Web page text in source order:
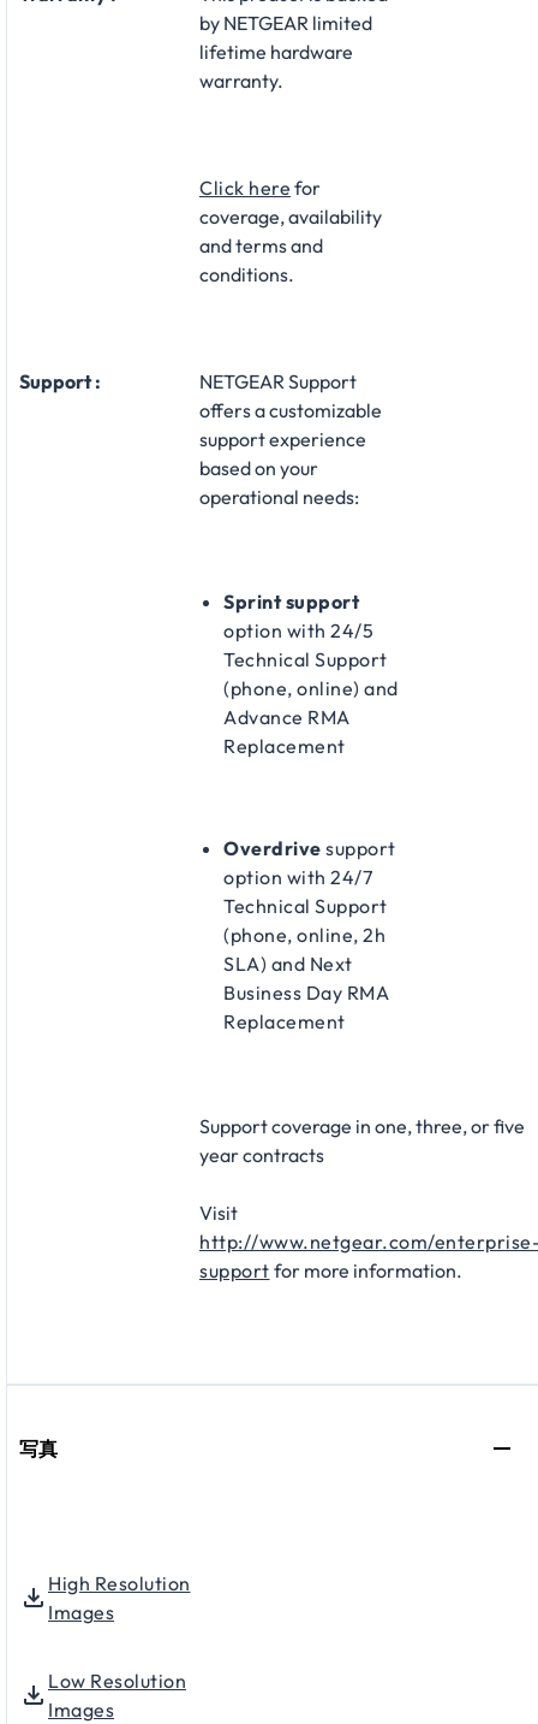
by NETGEAR limited
lifetime hardware
warranty.
Click here for
coverage, availability
and terms and
conditions.
Support :
NETGEAR Support
offers a customizable
support experience
based on your
operational needs:
Sprint support
option with 24/5
Technical Support
(phone, online) and
Advance RMA
Replacement
Overdrive support
option with 24/7
Technical Support
(phone, online, 2h
SLA) and Next
Business Day RMA
Replacement
Support coverage in one, three, or five
year contracts​
Visit
http://www.netgear.com/
support for more information.
写真
High Resolution
Images
Low Resolution
Images